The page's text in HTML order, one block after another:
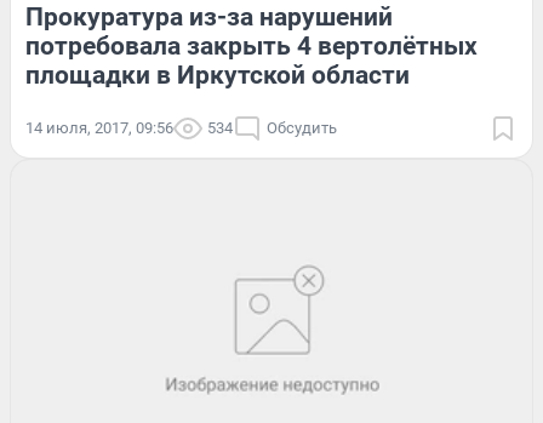
Прокуратура из-за нарушений
потребовала закрыть 4 вертолётных
площадки в Иркутской области
14 июля, 2017, 09:56 534 Обсудить